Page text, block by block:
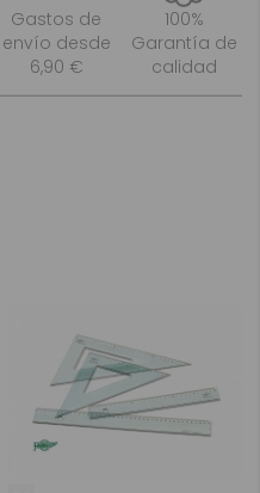
Gastos de
envío desde
6,90 €
100%
Garantía de
calidad